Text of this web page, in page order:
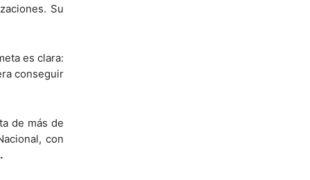
Su
es clara:
conseguir
de más de
con